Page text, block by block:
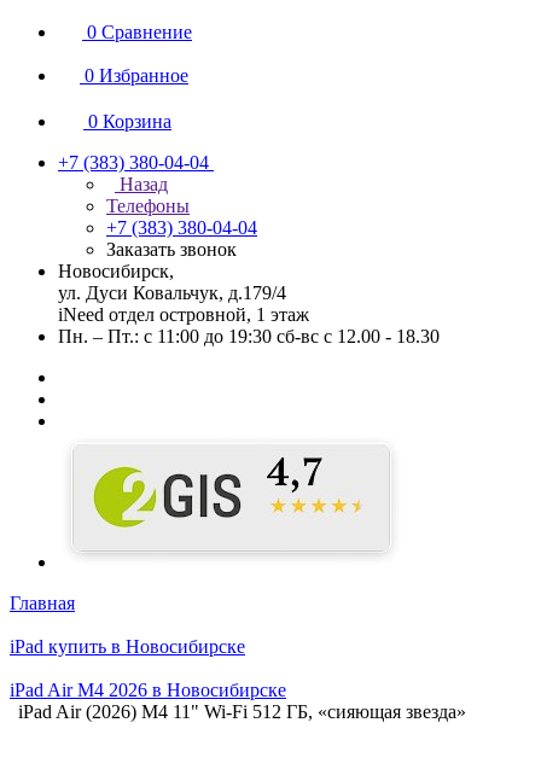
0 Сравнение
0 Избранное
0 Корзина
+7 (383) 380-04-04
Назад
Телефоны
+7 (383) 380-04-04
Заказать звонок
Новосибирск,
ул. Дуси Ковальчук, д.179/4
iNeed отдел островной, 1 этаж
Пн. – Пт.: с 11:00 до 19:30 сб-вс с 12.00 - 18.30
Главная
iPad купить в Новосибирске
iPad Air M4 2026 в Новосибирске
iPad Air (2026) M4 11" Wi-Fi 512 ГБ, «сияющая звезда»